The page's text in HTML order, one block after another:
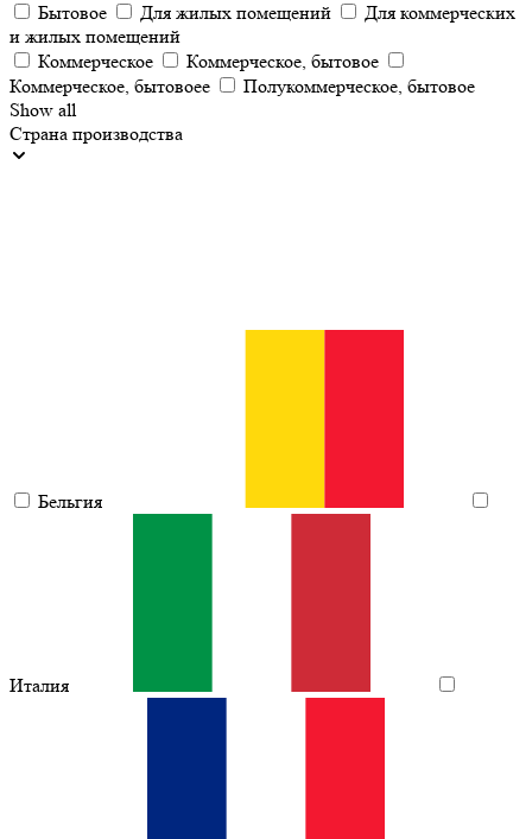
Бытовое
Для жилых помещений
Для коммерческих
и жилых помещений
Коммерческое
Коммерческое, бытовое
Коммерческое, бытовоее
Полукоммерческое, бытовое
Show all
Страна производства
Бельгия
Италия